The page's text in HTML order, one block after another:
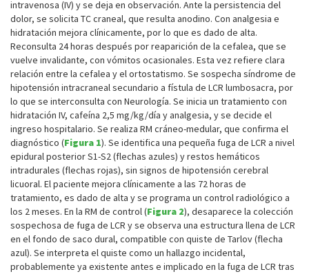
intravenosa (IV) y se deja en observación. Ante la persistencia del
dolor, se solicita TC craneal, que resulta anodino. Con analgesia e
hidratación mejora clínicamente, por lo que es dado de alta.
Reconsulta 24 horas después por reaparición de la cefalea, que se
vuelve invalidante, con vómitos ocasionales. Esta vez refiere clara
relación entre la cefalea y el ortostatismo. Se sospecha síndrome de
hipotensión intracraneal secundario a fístula de LCR lumbosacra, por
lo que se interconsulta con Neurología. Se inicia un tratamiento con
hidratación IV, cafeína 2,5 mg/kg/día y analgesia, y se decide el
ingreso hospitalario. Se realiza RM cráneo-medular, que confirma el
diagnóstico (Figura 1). Se identifica una pequeña fuga de LCR a nivel
epidural posterior S1-S2 (flechas azules) y restos hemáticos
intradurales (flechas rojas), sin signos de hipotensión cerebral
licuoral. El paciente mejora clínicamente a las 72 horas de
tratamiento, es dado de alta y se programa un control radiológico a
los 2 meses. En la RM de control (Figura 2), desaparece la colección
sospechosa de fuga de LCR y se observa una estructura llena de LCR
en el fondo de saco dural, compatible con quiste de Tarlov (flecha
azul). Se interpreta el quiste como un hallazgo incidental,
probablemente ya existente antes e implicado en la fuga de LCR tras